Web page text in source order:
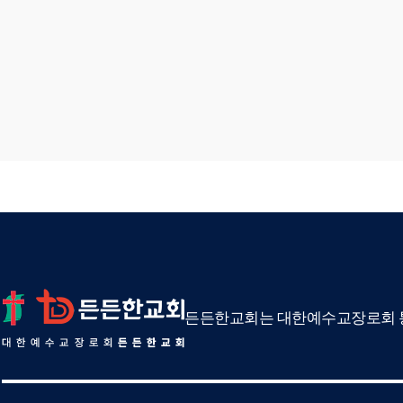
든든한교회는 대한예수교장로회